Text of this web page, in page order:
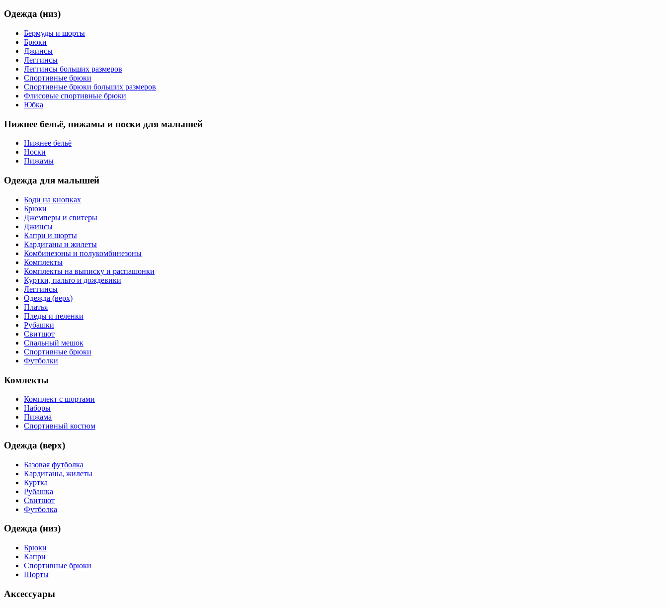
Одежда (низ)
Бермуды и шорты
Брюки
Джинсы
Леггинсы
Леггинсы больших размеров
Спортивные брюки
Спортивные брюки больших размеров
Флисовые спортивные брюки
Юбка
Нижнее бельё, пижамы и носки для малышей
Нижнее бельё
Носки
Пижамы
Одежда для малышей
Боди на кнопках
Брюки
Джемперы и свитеры
Джинсы
Капри и шорты
Кардиганы и жилеты
Комбинезоны и полукомбинезоны
Комплекты
Комплекты на выписку и распашонки
Куртки, пальто и дождевики
Леггинсы
Одежда (верх)
Платья
Пледы и пеленки
Рубашки
Свитшот
Спальный мешок
Спортивные брюки
Футболки
Комлекты
Комплект с шортами
Наборы
Пижама
Спортивный костюм
Одежда (верх)
Базовая футболка
Кардиганы, жилеты
Куртка
Рубашка
Свитшот
Футболка
Одежда (низ)
Брюки
Капри
Спортивные брюки
Шорты
Аксессуары